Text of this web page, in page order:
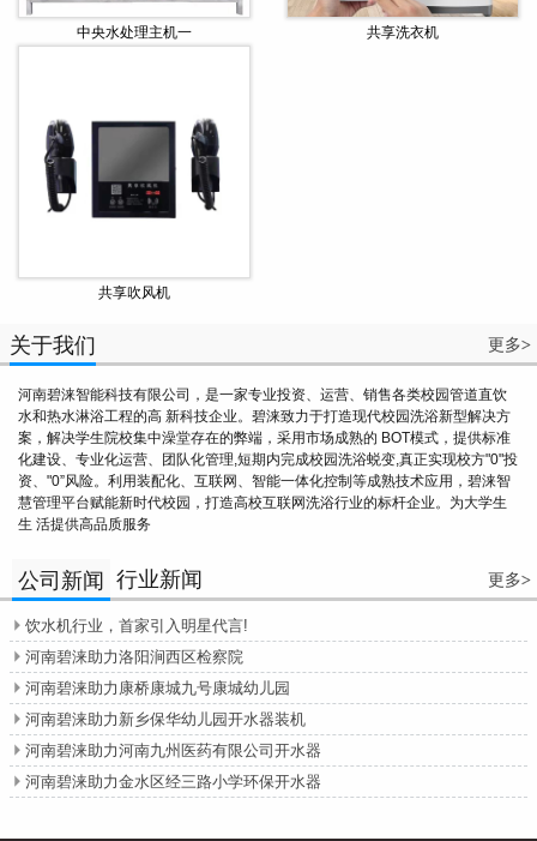
中央水处理主机一 共享洗衣机
共享吹风机
关于我们 更多>
河南碧涞智能科技有限公司，是一家专业投资、运营、销售各类校园管道直饮
水和热水淋浴工程的高 新科技企业。碧涞致力于打造现代校园洗浴新型解决方
案，解决学生院校集中澡堂存在的弊端，采用市场成熟的 BOT模式，提供标准
化建设、专业化运营、团队化管理,短期内完成校园洗浴蜕变,真正实现校方"0"投
资、"0”风险。利用装配化、互联网、智能一体化控制等成熟技术应用，碧涞智
慧管理平台赋能新时代校园，打造高校互联网洗浴行业的标杆企业。为大学生
生 活提供高品质服务
公司新闻 行业新闻 更多>
 饮水机行业，首家引入明星代言!
 河南碧涞助力洛阳涧西区检察院
 河南碧涞助力康桥康城九号康城幼儿园
 河南碧涞助力新乡保华幼儿园开水器装机
 河南碧涞助力河南九州医药有限公司开水器
 河南碧涞助力金水区经三路小学环保开水器